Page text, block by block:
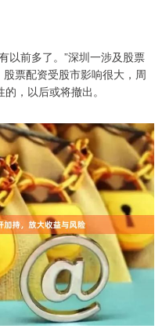
以前多了。”深圳一涉及股票
票配资受股市影响很大，周
，以后或将撤出。